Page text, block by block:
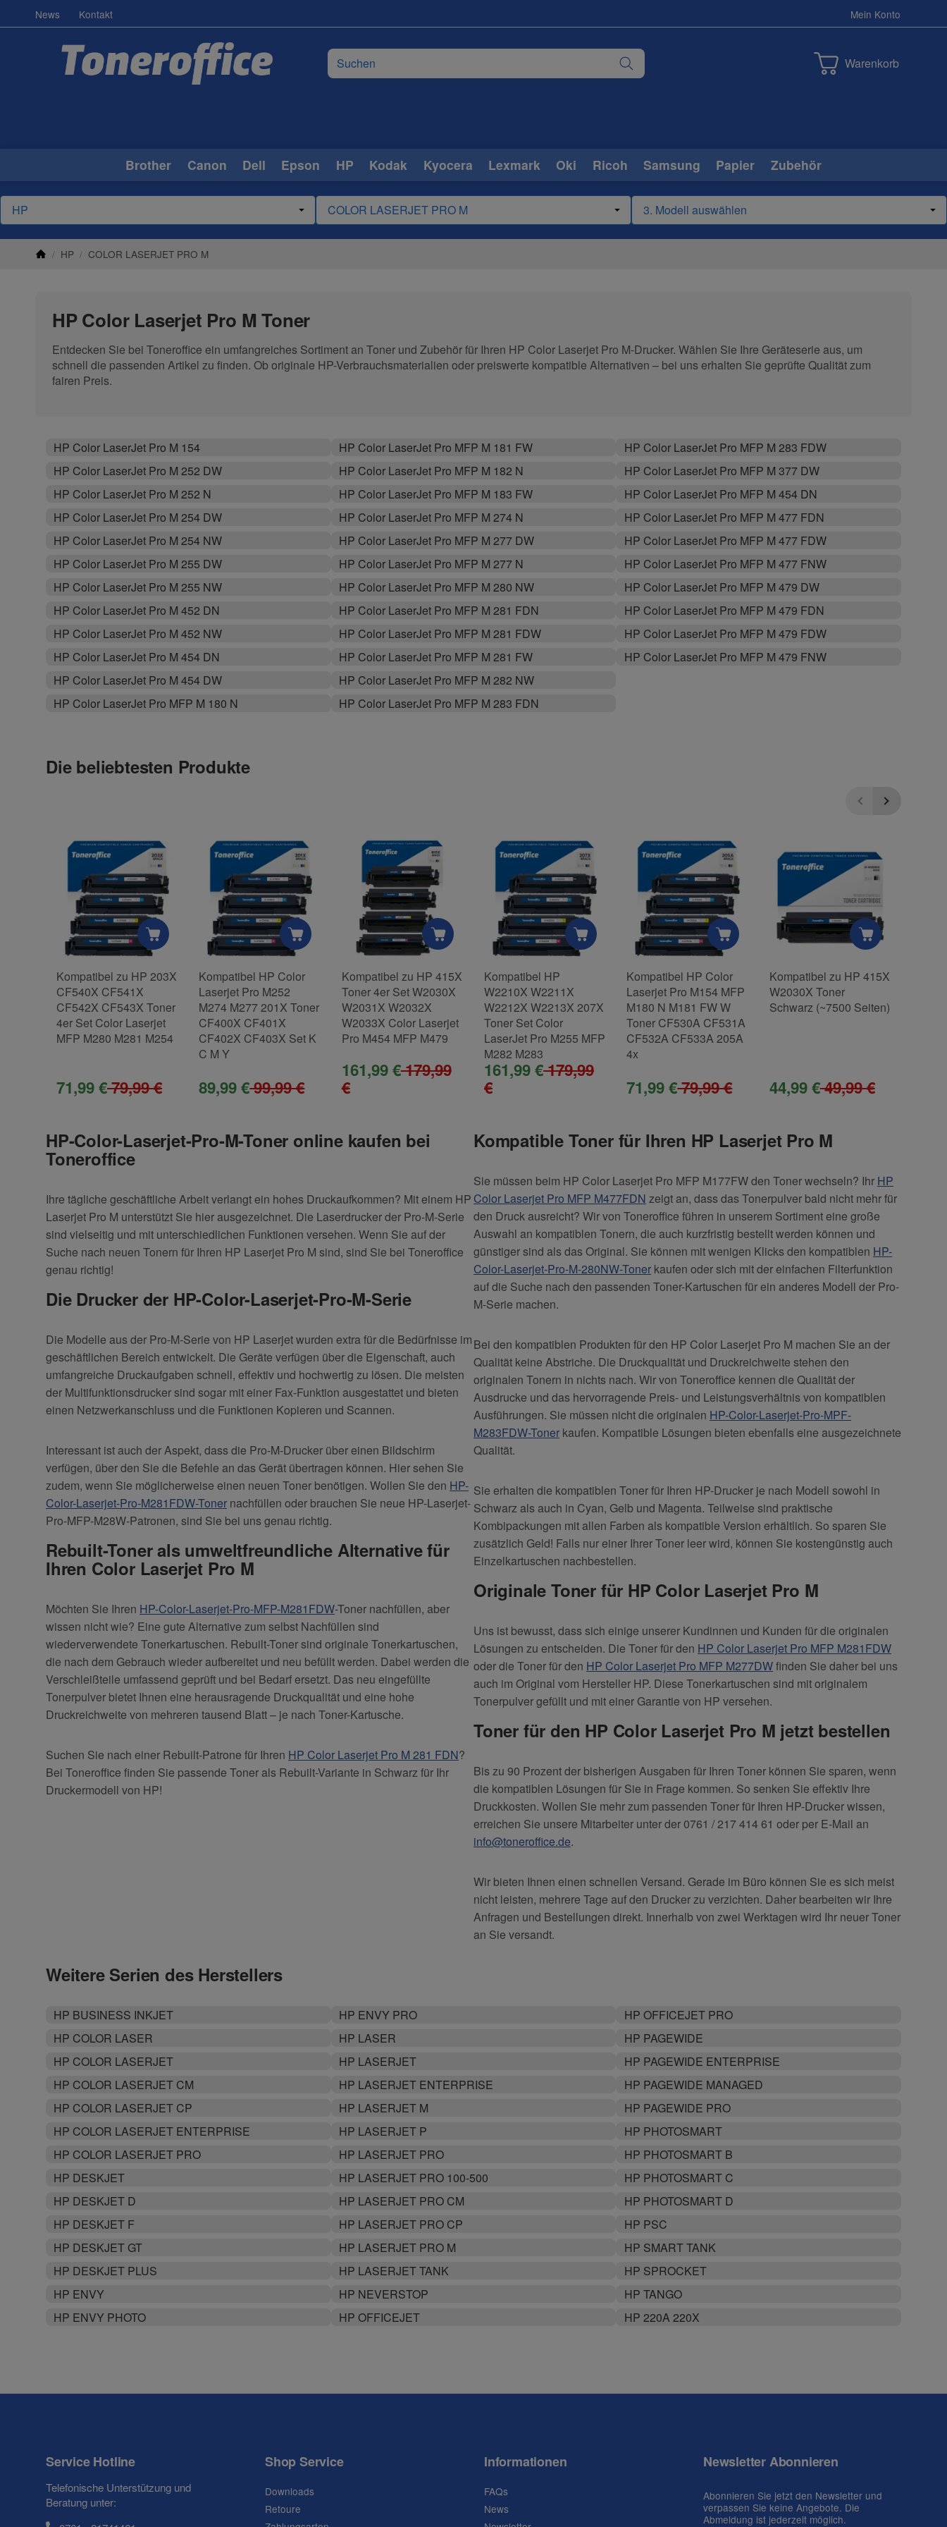
News Kontakt Mein Konto
Warenkorb
Brother Canon Dell Epson HP Kodak Kyocera Lexmark Oki Ricoh Samsung Papier Zubehör
/ HP / COLOR LASERJET PRO M
HP Color Laserjet Pro M Toner
Entdecken Sie bei Toneroffice ein umfangreiches Sortiment an Toner und Zubehör für Ihren HP Color Laserjet Pro M-Drucker. Wählen Sie Ihre Geräteserie aus, um
schnell die passenden Artikel zu finden. Ob originale HP-Verbrauchsmaterialien oder preiswerte kompatible Alternativen – bei uns erhalten Sie geprüfte Qualität zum
fairen Preis.
HP Color LaserJet Pro M 154
HP Color LaserJet Pro M 252 DW
HP Color LaserJet Pro M 252 N
HP Color LaserJet Pro M 254 DW
HP Color LaserJet Pro M 254 NW
HP Color LaserJet Pro M 255 DW
HP Color LaserJet Pro M 255 NW
HP Color LaserJet Pro M 452 DN
HP Color LaserJet Pro M 452 NW
HP Color LaserJet Pro M 454 DN
HP Color LaserJet Pro M 454 DW
HP Color LaserJet Pro MFP M 180 N
HP Color LaserJet Pro MFP M 181 FW
HP Color LaserJet Pro MFP M 182 N
HP Color LaserJet Pro MFP M 183 FW
HP Color LaserJet Pro MFP M 274 N
HP Color LaserJet Pro MFP M 277 DW
HP Color LaserJet Pro MFP M 277 N
HP Color LaserJet Pro MFP M 280 NW
HP Color LaserJet Pro MFP M 281 FDN
HP Color LaserJet Pro MFP M 281 FDW
HP Color LaserJet Pro MFP M 281 FW
HP Color LaserJet Pro MFP M 282 NW
HP Color LaserJet Pro MFP M 283 FDN
HP Color LaserJet Pro MFP M 283 FDW
HP Color LaserJet Pro MFP M 377 DW
HP Color LaserJet Pro MFP M 454 DN
HP Color LaserJet Pro MFP M 477 FDN
HP Color LaserJet Pro MFP M 477 FDW
HP Color LaserJet Pro MFP M 477 FNW
HP Color LaserJet Pro MFP M 479 DW
HP Color LaserJet Pro MFP M 479 FDN
HP Color LaserJet Pro MFP M 479 FDW
HP Color LaserJet Pro MFP M 479 FNW
Die beliebtesten Produkte
Kompatibel zu HP 203X
CF540X CF541X
CF542X CF543X Toner
4er Set Color Laserjet
MFP M280 M281 M254
71,99 €79,99 €
Kompatibel HP Color
Laserjet Pro M252
M274 M277 201X Toner
CF400X CF401X
CF402X CF403X Set K
C M Y
89,99 €99,99 €
Kompatibel zu HP 415X
Toner 4er Set W2030X
W2031X W2032X
W2033X Color Laserjet
Pro M454 MFP M479
161,99 €179,99
€
Kompatibel HP
W2210X W2211X
W2212X W2213X 207X
Toner Set Color
LaserJet Pro M255 MFP
M282 M283
161,99 €179,99
€
Kompatibel HP Color
Laserjet Pro M154 MFP
M180 N M181 FW W
Toner CF530A CF531A
CF532A CF533A 205A
4x
71,99 €79,99 €
Kompatibel zu HP 415X
W2030X Toner
Schwarz (~7500 Seiten)
44,99 €49,99 €
HP-Color-Laserjet-Pro-M-Toner online kaufen bei
Toneroffice
Ihre tägliche geschäftliche Arbeit verlangt ein hohes Druckaufkommen? Mit einem HP
Laserjet Pro M unterstützt Sie hier ausgezeichnet. Die Laserdrucker der Pro-M-Serie
sind vielseitig und mit unterschiedlichen Funktionen versehen. Wenn Sie auf der
Suche nach neuen Tonern für Ihren HP Laserjet Pro M sind, sind Sie bei Toneroffice
genau richtig!
Die Drucker der HP-Color-Laserjet-Pro-M-Serie
Die Modelle aus der Pro-M-Serie von HP Laserjet wurden extra für die Bedürfnisse im
geschäftlichen Bereich entwickelt. Die Geräte verfügen über die Eigenschaft, auch
umfangreiche Druckaufgaben schnell, effektiv und hochwertig zu lösen. Die meisten
der Multifunktionsdrucker sind sogar mit einer Fax-Funktion ausgestattet und bieten
einen Netzwerkanschluss und die Funktionen Kopieren und Scannen.
Interessant ist auch der Aspekt, dass die Pro-M-Drucker über einen Bildschirm
verfügen, über den Sie die Befehle an das Gerät übertragen können. Hier sehen Sie
zudem, wenn Sie möglicherweise einen neuen Toner benötigen. Wollen Sie den HP-
Color-Laserjet-Pro-M281FDW-Toner nachfüllen oder brauchen Sie neue HP-Laserjet-
Pro-MFP-M28W-Patronen, sind Sie bei uns genau richtig.
Rebuilt-Toner als umweltfreundliche Alternative für
Ihren Color Laserjet Pro M
Möchten Sie Ihren HP-Color-Laserjet-Pro-MFP-M281FDW-Toner nachfüllen, aber
wissen nicht wie? Eine gute Alternative zum selbst Nachfüllen sind
wiederverwendete Tonerkartuschen. Rebuilt-Toner sind originale Tonerkartuschen,
die nach dem Gebrauch wieder aufbereitet und neu befüllt werden. Dabei werden die
Verschleißteile umfassend geprüft und bei Bedarf ersetzt. Das neu eingefüllte
Tonerpulver bietet Ihnen eine herausragende Druckqualität und eine hohe
Druckreichweite von mehreren tausend Blatt – je nach Toner-Kartusche.
Suchen Sie nach einer Rebuilt-Patrone für Ihren HP Color Laserjet Pro M 281 FDN?
Bei Toneroffice finden Sie passende Toner als Rebuilt-Variante in Schwarz für Ihr
Druckermodell von HP!
Kompatible Toner für Ihren HP Laserjet Pro M
Sie müssen beim HP Color Laserjet Pro MFP M177FW den Toner wechseln? Ihr HP
Color Laserjet Pro MFP M477FDN zeigt an, dass das Tonerpulver bald nicht mehr für
den Druck ausreicht? Wir von Toneroffice führen in unserem Sortiment eine große
Auswahl an kompatiblen Tonern, die auch kurzfristig bestellt werden können und
günstiger sind als das Original. Sie können mit wenigen Klicks den kompatiblen HP-
Color-Laserjet-Pro-M-280NW-Toner kaufen oder sich mit der einfachen Filterfunktion
auf die Suche nach den passenden Toner-Kartuschen für ein anderes Modell der Pro-
M-Serie machen.
Bei den kompatiblen Produkten für den HP Color Laserjet Pro M machen Sie an der
Qualität keine Abstriche. Die Druckqualität und Druckreichweite stehen den
originalen Tonern in nichts nach. Wir von Toneroffice kennen die Qualität der
Ausdrucke und das hervorragende Preis- und Leistungsverhältnis von kompatiblen
Ausführungen. Sie müssen nicht die originalen HP-Color-Laserjet-Pro-MPF-
M283FDW-Toner kaufen. Kompatible Lösungen bieten ebenfalls eine ausgezeichnete
Qualität.
Sie erhalten die kompatiblen Toner für Ihren HP-Drucker je nach Modell sowohl in
Schwarz als auch in Cyan, Gelb und Magenta. Teilweise sind praktische
Kombipackungen mit allen Farben als kompatible Version erhältlich. So sparen Sie
zusätzlich Geld! Falls nur einer Ihrer Toner leer wird, können Sie kostengünstig auch
Einzelkartuschen nachbestellen.
Originale Toner für HP Color Laserjet Pro M
Uns ist bewusst, dass sich einige unserer Kundinnen und Kunden für die originalen
Lösungen zu entscheiden. Die Toner für den HP Color Laserjet Pro MFP M281FDW
oder die Toner für den HP Color Laserjet Pro MFP M277DWfinden Sie daher bei uns
auch im Original vom Hersteller HP. Diese Tonerkartuschen sind mit originalem
Tonerpulver gefüllt und mit einer Garantie von HP versehen.
Toner für den HP Color Laserjet Pro M jetzt bestellen
Bis zu 90 Prozent der bisherigen Ausgaben für Ihren Toner können Sie sparen, wenn
die kompatiblen Lösungen für Sie in Frage kommen. So senken Sie effektiv Ihre
Druckkosten. Wollen Sie mehr zum passenden Toner für Ihren HP-Drucker wissen,
erreichen Sie unsere Mitarbeiter unter der 0761 / 217 414 61 oder per E-Mail an
info@toneroffice.de.
Wir bieten Ihnen einen schnellen Versand. Gerade im Büro können Sie es sich meist
nicht leisten, mehrere Tage auf den Drucker zu verzichten. Daher bearbeiten wir Ihre
Anfragen und Bestellungen direkt. Innerhalb von zwei Werktagen wird Ihr neuer Toner
an Sie versandt.
Weitere Serien des Herstellers
HP BUSINESS INKJET
HP COLOR LASER
HP COLOR LASERJET
HP COLOR LASERJET CM
HP COLOR LASERJET CP
HP COLOR LASERJET ENTERPRISE
HP COLOR LASERJET PRO
HP DESKJET
HP DESKJET D
HP DESKJET F
HP DESKJET GT
HP DESKJET PLUS
HP ENVY
HP ENVY PHOTO
HP ENVY PRO
HP LASER
HP LASERJET
HP LASERJET ENTERPRISE
HP LASERJET M
HP LASERJET P
HP LASERJET PRO
HP LASERJET PRO 100-500
HP LASERJET PRO CM
HP LASERJET PRO CP
HP LASERJET PRO M
HP LASERJET TANK
HP NEVERSTOP
HP OFFICEJET
HP OFFICEJET PRO
HP PAGEWIDE
HP PAGEWIDE ENTERPRISE
HP PAGEWIDE MANAGED
HP PAGEWIDE PRO
HP PHOTOSMART
HP PHOTOSMART B
HP PHOTOSMART C
HP PHOTOSMART D
HP PSC
HP SMART TANK
HP SPROCKET
HP TANGO
HP 220A 220X
Service Hotline
Telefonische Unterstützung und
Beratung unter:
Shop Service
Downloads
Retoure
Informationen
FAQs
News
Newsletter Abonnieren
Abonnieren Sie jetzt den Newsletter und
verpassen Sie keine Angebote. Die
Abmeldung ist jederzeit möglich.